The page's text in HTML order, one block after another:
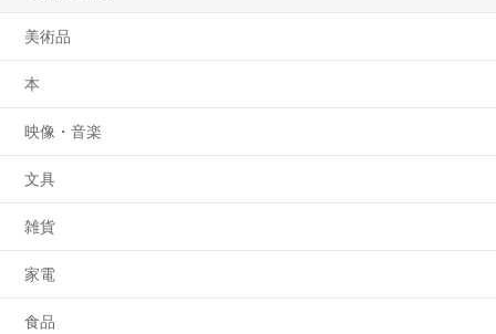
美術品
本
映像・音楽
文具
雑貨
家電
食品